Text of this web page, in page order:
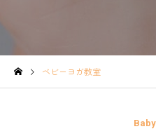
ベビーヨガ教室